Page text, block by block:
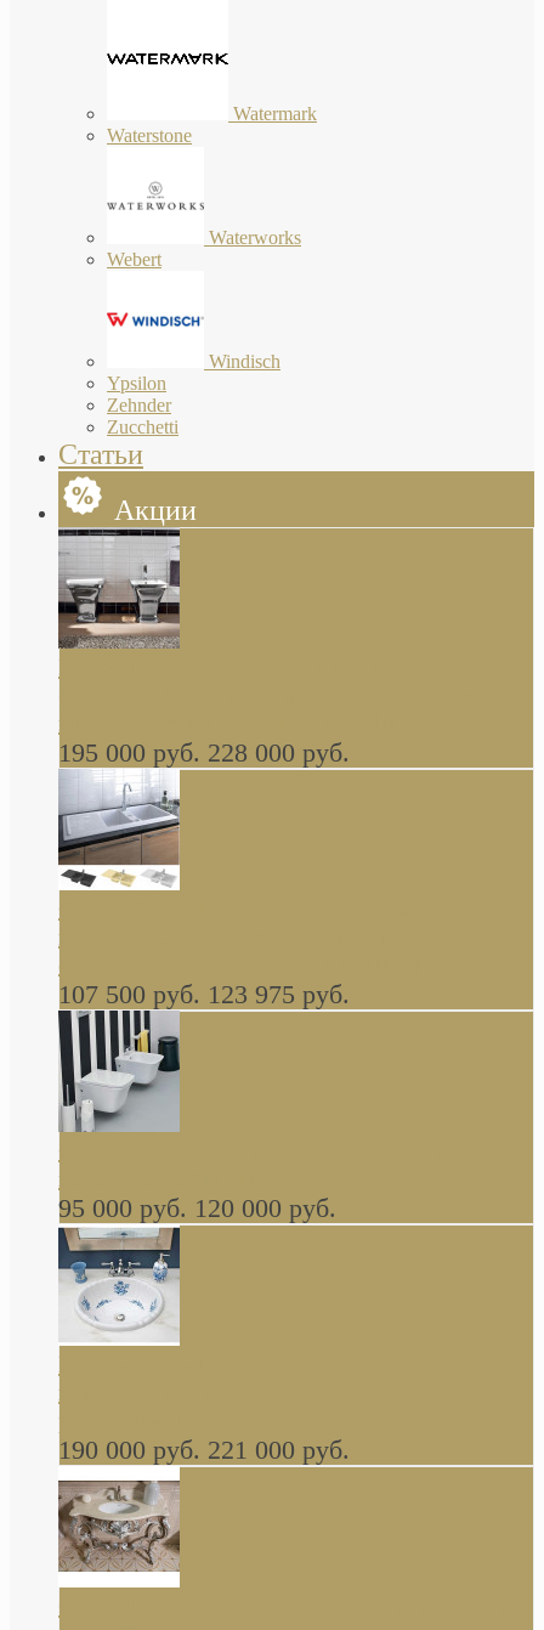
Watermark
Waterstone
Waterworks
Webert
Windisch
Ypsilon
Zehnder
Zucchetti
Статьи
Акции
Butterfly Scarabeo КОМПЛЕКТ санфаянса
глянцевая платина В НАЛИЧИИ
195 000 руб. 228 000 руб.
керамическая мойка 1160 x 510 мм белая,
серая, черная, бежевая В НАЛИЧИИ
107 500 руб. 123 975 руб.
навесное КОМПЛЕКТ
95 000 руб. 120 000 руб.
Decorated Bathroom раковина овальная
встраиваемая для ванной с рисунком синяя
роза В НАЛИЧИИ
190 000 руб. 221 000 руб.